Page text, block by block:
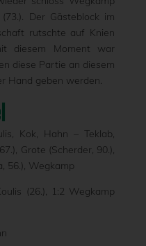
Der Gästeblock im
rutschte auf Knien
diesem Moment war
diese Partie an diesem
Hand geben werden.
Kok, Hahn – Teklab,
Grote (Scherder, 90.),
56.), Wegkamp
(26.), 1:2 Wegkamp